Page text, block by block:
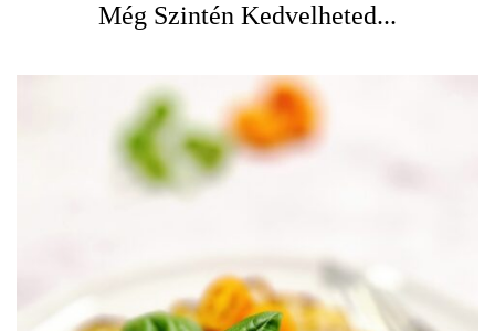
Még Szintén Kedvelheted...